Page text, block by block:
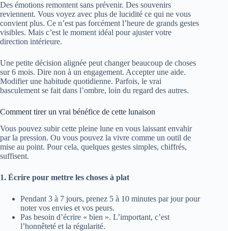
Des émotions remontent sans prévenir. Des souvenirs
reviennent. Vous voyez avec plus de lucidité ce qui ne vous
convient plus. Ce n’est pas forcément l’heure de grands gestes
visibles. Mais c’est le moment idéal pour ajuster votre
direction intérieure.
Une petite décision alignée peut changer beaucoup de choses
sur 6 mois. Dire non à un engagement. Accepter une aide.
Modifier une habitude quotidienne. Parfois, le vrai
basculement se fait dans l’ombre, loin du regard des autres.
Comment tirer un vrai bénéfice de cette lunaison
Vous pouvez subir cette pleine lune en vous laissant envahir
par la pression. Ou vous pouvez la vivre comme un outil de
mise au point. Pour cela, quelques gestes simples, chiffrés,
suffisent.
1. Écrire pour mettre les choses à plat
Pendant 3 à 7 jours, prenez 5 à 10 minutes par jour pour
noter vos envies et vos peurs.
Pas besoin d’écrire « bien ». L’important, c’est
l’honnêteté et la régularité.